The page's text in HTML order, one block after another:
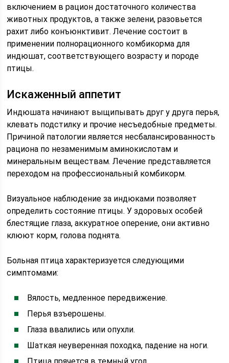
включением в рацион достаточного количества
животных продуктов, а также зелени, разовьется
рахит либо конъюнктивит. Лечение состоит в
применении полнорационного комбикорма для
индюшат, соответствующего возрасту и породе
птицы.
Искаженный аппетит
Индюшата начинают выщипывать друг у друга перья,
клевать подстилку и прочие несъедобные предметы.
Причиной патологии является несбалансированность
рациона по незаменимым аминокислотам и
минеральным веществам. Лечение представляется
переходом на профессиональный комбикорм.
Визуальное наблюдение за индюками позволяет
определить состояние птицы. У здоровых особей
блестящие глаза, аккуратное оперение, они активно
клюют корм, голова поднята.
Больная птица характеризуется следующими
симптомами:
Вялость, медленное передвижение.
Перья взъерошены.
Глаза ввалились или опухли.
Шаткая неуверенная походка, падение на ноги.